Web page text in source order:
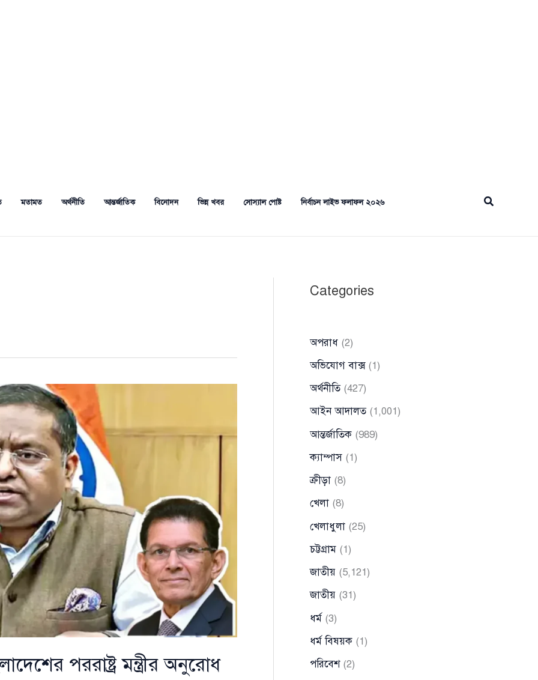
মতামত অর্থনীতি আন্তর্জাতিক বিনোদন ভিন্ন খবর সোস্যাল পোষ্ট নির্বাচন লাইভ ফলাফল ২০২৬ Search
পররাষ্ট্র মন্ত্রীর অনুরোধ
Categories
অপরাধ (2)
অভিযোগ বাক্স(1)
অর্থনীতি(427)
আইন আদালত(1,001)
আন্তর্জাতিক (989)
ক্যাম্পাস (1)
ক্রীড়া (8)
খেলা (8)
খেলাধুলা (25)
চট্টগ্রাম (1)
জাতীয় (5,121)
জাতীয় (31)
ধর্ম (3)
ধর্ম বিষয়ক (1)
পরিবেশ(2)